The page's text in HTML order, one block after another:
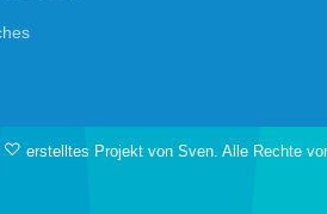
erstelltes Projekt von Sven. Alle Rechte